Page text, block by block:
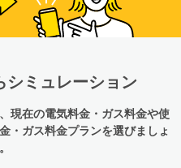
シミュレーション
現在の電気料金・ガス料金や使
・ガス料金プランを選びましょ